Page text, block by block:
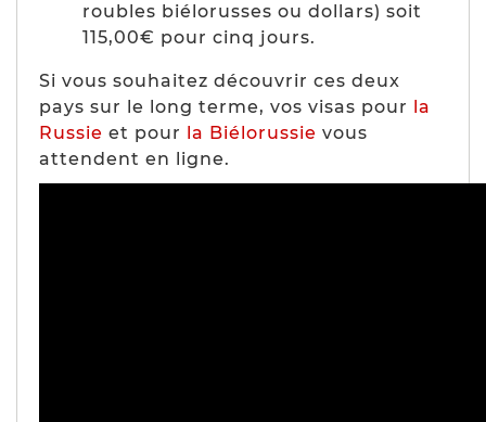
roubles biélorusses ou dollars) soit
115,00€ pour cinq jours.
Si vous souhaitez découvrir ces deux
pays sur le long terme, vos visas pour la
Russie et pour la Biélorussie vous
attendent en ligne.